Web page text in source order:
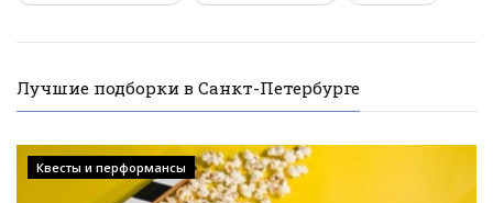
Лучшие подборки в Санкт-Петербурге
Квесты и перформансы